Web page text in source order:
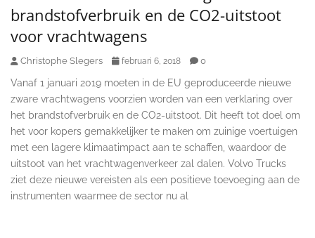
brandstofverbruik en de CO2-uitstoot
voor vrachtwagens
Christophe Slegers februari 6, 2018 0
Vanaf 1 januari 2019 moeten in de EU geproduceerde nieuwe
zware vrachtwagens voorzien worden van een verklaring over
het brandstofverbruik en de CO2-uitstoot. Dit heeft tot doel om
het voor kopers gemakkelijker te maken om zuinige voertuigen
met een lagere klimaatimpact aan te schaffen, waardoor de
uitstoot van het vrachtwagenverkeer zal dalen. Volvo Trucks
ziet deze nieuwe vereisten als een positieve toevoeging aan de
instrumenten waarmee de sector nu al